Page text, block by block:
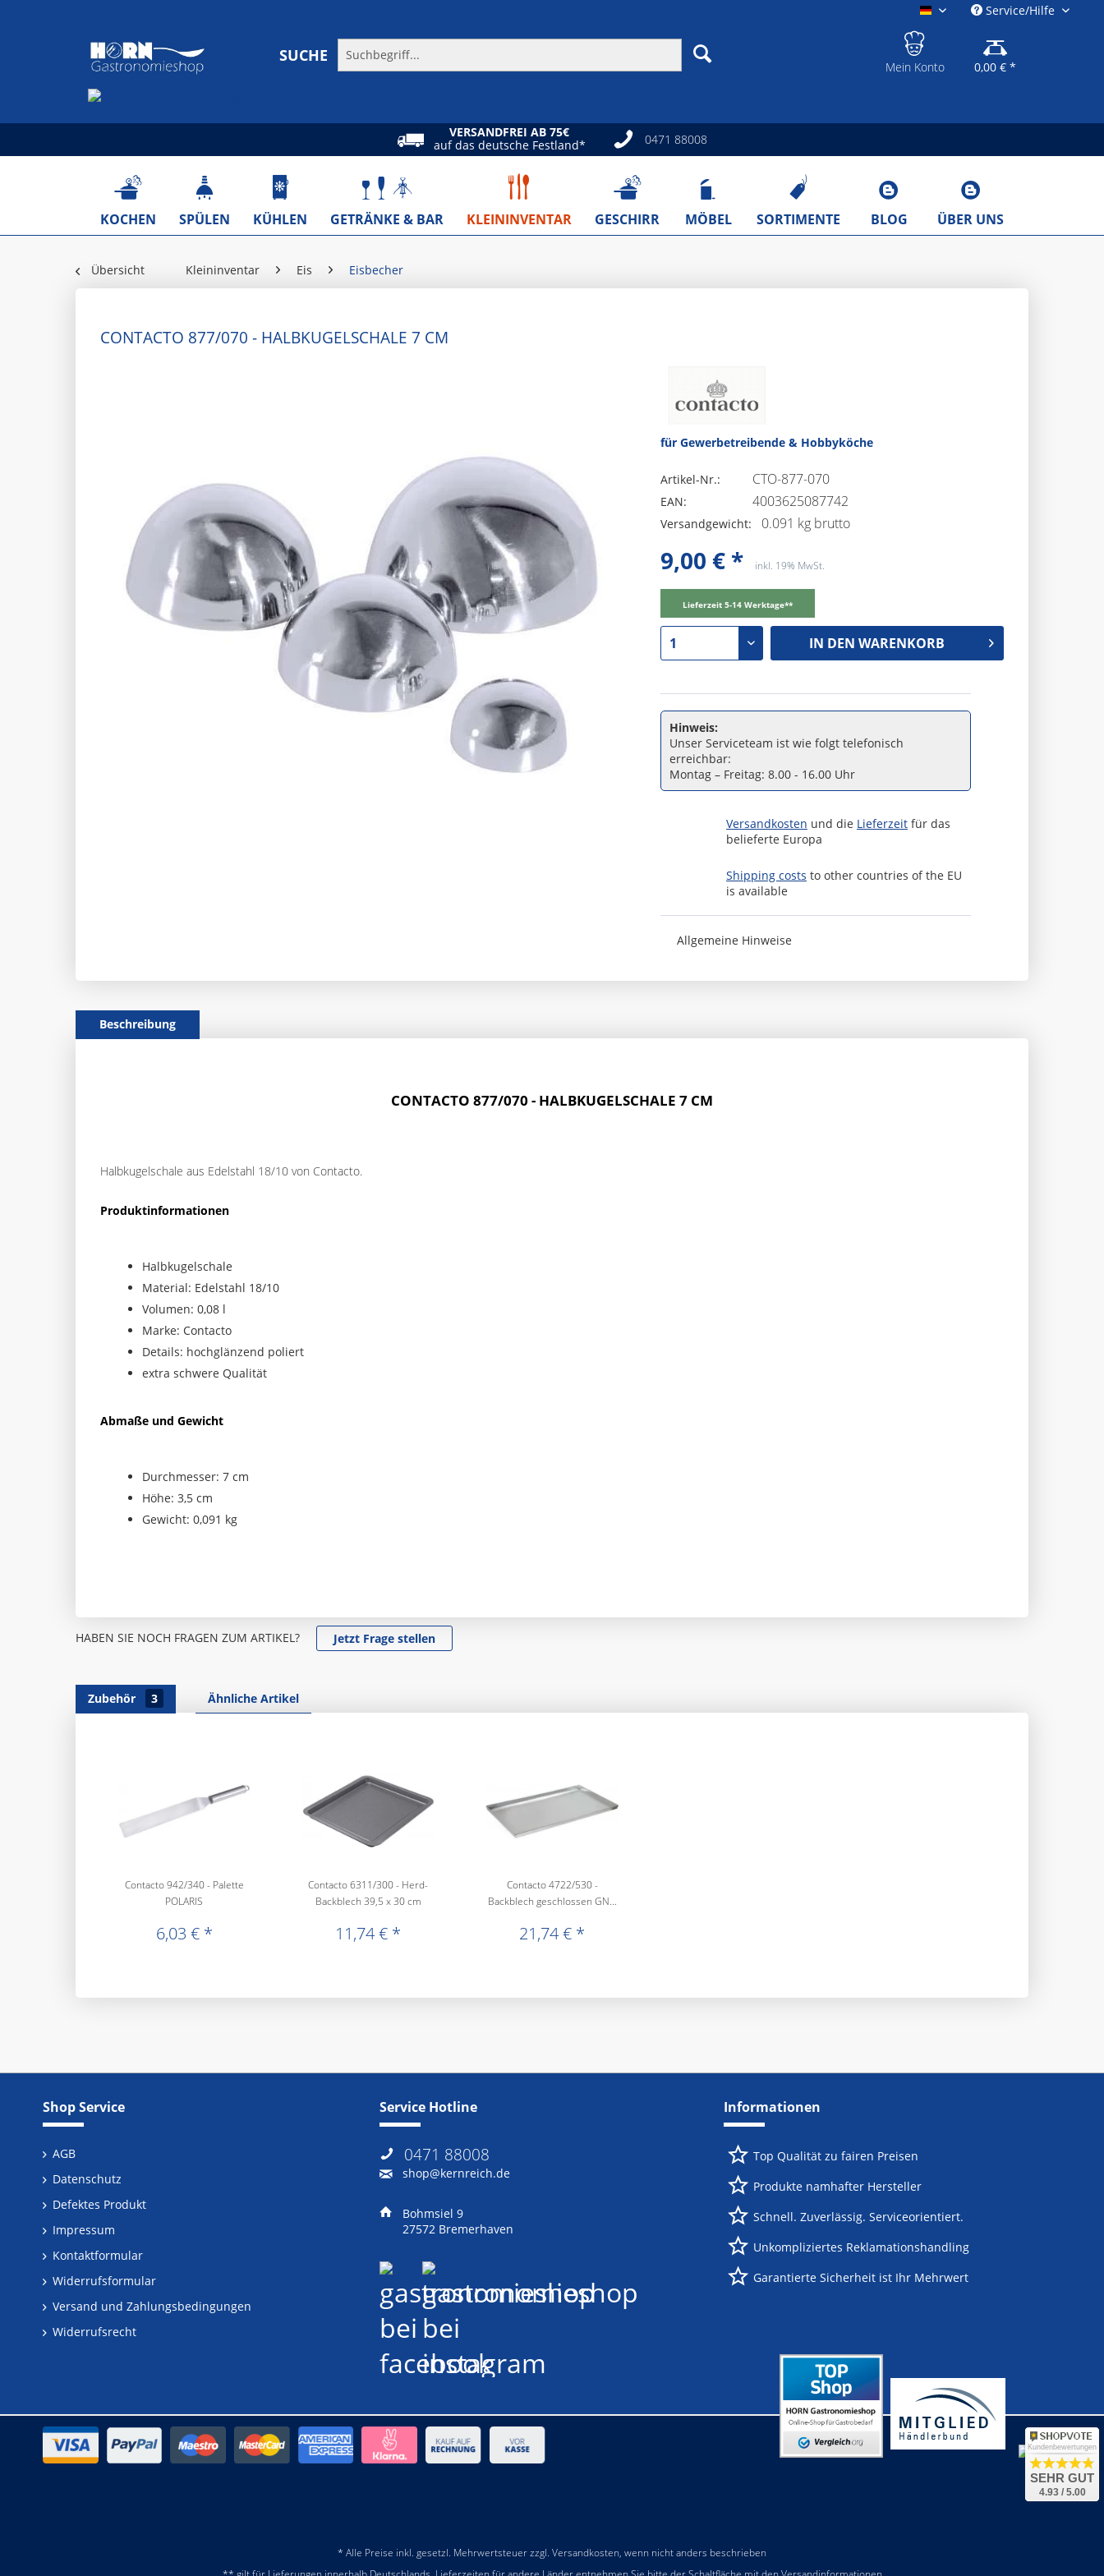
gastronomieshop.eu
Service/Hilfe
SUCHE
Mein Konto 0,00 € *
VERSANDFREI AB 75€
auf das deutsche Festland*
0471 88008
KOCHEN SPÜLEN KÜHLEN GETRÄNKE & BAR KLEININVENTAR GESCHIRR MÖBEL SORTIMENTE BLOG ÜBER UNS
Übersicht Kleininventar Eis Eisbecher
CONTACTO 877/070 - HALBKUGELSCHALE 7 CM
für Gewerbetreibende & Hobbyköche
Artikel-Nr.: CTO-877-070
EAN: 4003625087742
Versandgewicht: 0.091 kg brutto
9,00 € * inkl. 19% MwSt.
Lieferzeit 5-14 Werktage**
IN DEN WARENKORB
Hinweis:
Unser Serviceteam ist wie folgt telefonisch
erreichbar:
Montag – Freitag: 8.00 - 16.00 Uhr
Versandkosten und die Lieferzeit für das
belieferte Europa
Shipping costs to other countries of the EU
is available
Allgemeine Hinweise
Beschreibung
CONTACTO 877/070 - HALBKUGELSCHALE 7 CM
Halbkugelschale aus Edelstahl 18/10 von Contacto.
Produktinformationen
Halbkugelschale
Material: Edelstahl 18/10
Volumen: 0,08 l
Marke: Contacto
Details: hochglänzend poliert
extra schwere Qualität
Abmaße und Gewicht
Durchmesser: 7 cm
Höhe: 3,5 cm
Gewicht: 0,091 kg
HABEN SIE NOCH FRAGEN ZUM ARTIKEL? Jetzt Frage stellen
Zubehör 3 Ähnliche Artikel
Contacto 942/340 - Palette
POLARIS
6,03 € *
Contacto 6311/300 - Herd-
Backblech 39,5 x 30 cm
11,74 € *
Contacto 4722/530 -
Backblech geschlossen GN...
21,74 € *
Shop Service
AGB
Datenschutz
Defektes Produkt
Impressum
Kontaktformular
Widerrufsformular
Versand und Zahlungsbedingungen
Widerrufsrecht
Service Hotline
0471 88008
shop@kernreich.de
Bohmsiel 9
27572 Bremerhaven
Informationen
Top Qualität zu fairen Preisen
Produkte namhafter Hersteller
Schnell. Zuverlässig. Serviceorientiert.
Unkompliziertes Reklamationshandling
Garantierte Sicherheit ist Ihr Mehrwert
* Alle Preise inkl. gesetzl. Mehrwertsteuer zzgl. Versandkosten, wenn nicht anders beschrieben
Kundenbewertungen
SEHR GUT
4.93 / 5.00